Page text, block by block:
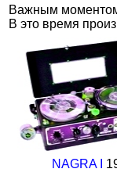
Важным моментом
В это время
NAGRA I